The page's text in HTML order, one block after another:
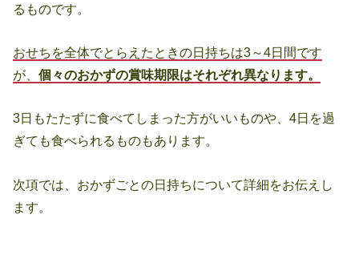
るものです。
おせちを全体でとらえたときの日持ちは3～4日間です
が、個々のおかずの賞味期限はそれぞれ異なります。
3日もたたずに食べてしまった方がいいものや、4日を過
ぎても食べられるものもあります。
次項では、おかずごとの日持ちについて詳細をお伝えし
ます。